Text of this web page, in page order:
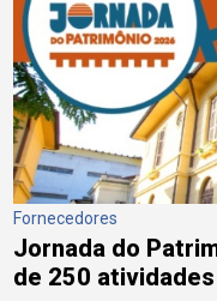
Fornecedores
Jornada do
de 250